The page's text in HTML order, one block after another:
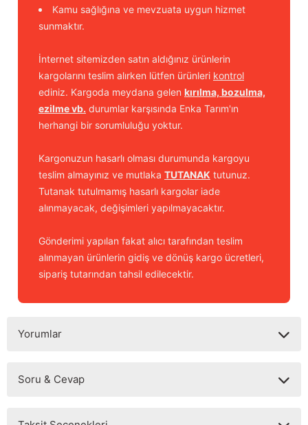
Kamu sağlığına ve mevzuata uygun hizmet
sunmaktır.
İnternet sitemizden satın aldığınız ürünlerin
kargolarını teslim alırken lütfen ürünleri kontrol
ediniz. Kargoda meydana gelen kırılma, bozulma,
ezilme vb. durumlar karşısında Enka Tarım'ın
herhangi bir sorumluluğu yoktur.
Kargonuzun hasarlı olması durumunda kargoyu
teslim almayınız ve mutlaka TUTANAK tutunuz.
Tutanak tutulmamış hasarlı kargolar iade
alınmayacak, değişimleri yapılmayacaktır.
Gönderimi yapılan fakat alıcı tarafından teslim
alınmayan ürünlerin gidiş ve dönüş kargo ücretleri,
sipariş tutarından tahsil edilecektir.
Yorumlar
Soru & Cevap